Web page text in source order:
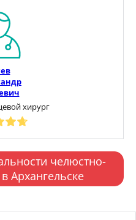
хирург
челюстно-
Архангельске